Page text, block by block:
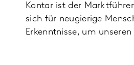
Kantar ist der
sich für neugierige
Erkenntnisse, um